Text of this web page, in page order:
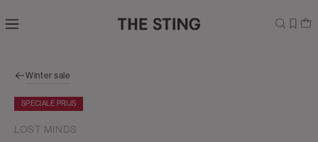
direct naar
zoekbalk
Navigeer
direct
naar de
Winter sale
SPECIALE PRIJS
LOST MINDS